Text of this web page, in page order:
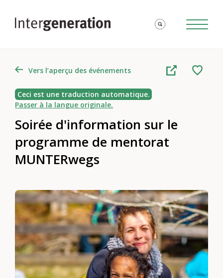
Vers l’aperçu des événements
Ceci est une traduction automatique.
Passer à la langue originale.
Soirée d'information sur le
programme de mentorat
MUNTERwegs